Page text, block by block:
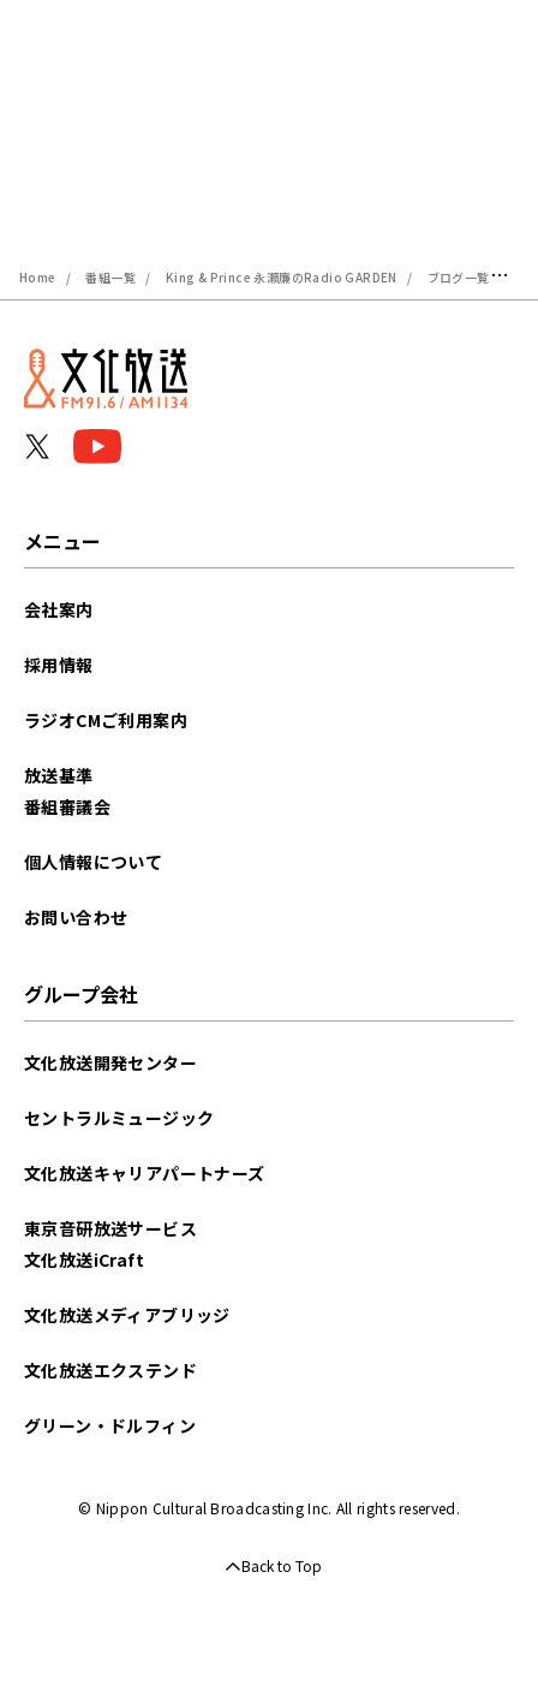
Home 番組一覧 King & Prince 永瀬廉のRadio GARDEN ブログ一覧
メニュー
会社案内
採用情報
ラジオCMご利用案内
放送基準
番組審議会
個人情報について
お問い合わせ
グループ会社
文化放送開発センター
セントラルミュージック
文化放送キャリアパートナーズ
東京音研放送サービス
文化放送iCraft
文化放送メディアブリッジ
文化放送エクステンド
グリーン・ドルフィン
© Nippon Cultural Broadcasting Inc. All rights reserved.
Back to Top